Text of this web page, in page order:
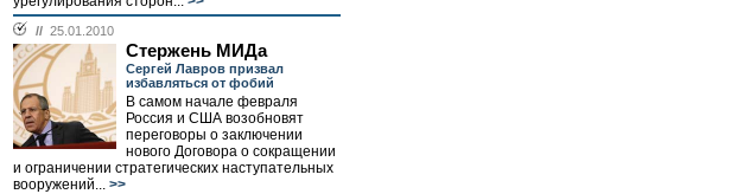
// 25.01.2010
Стержень МИДа
Сергей Лавров призвал
избавляться от фобий
В самом начале февраля
Россия и США возобновят
переговоры о заключении
нового Договора о сокращении
и ограничении стратегических наступательных
вооружений... >>